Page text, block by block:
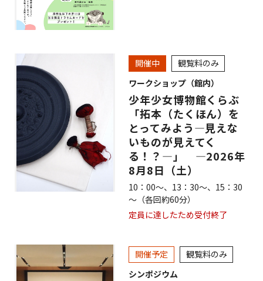
開催中
観覧料のみ
ワークショップ（館内）
少年少女博物館くらぶ
「拓本（たくほん）を
とってみよう—見えな
いものが見えてく
る！？—」 ―2026年
8月8日（土）
10：00～、13：30～、15：30
～（各回約60分）
定員に達したため受付終了
開催予定
観覧料のみ
シンポジウム